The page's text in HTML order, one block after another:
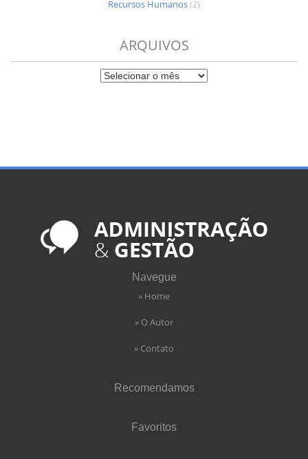
Recursos Humanos(2)
ARQUIVOS
Navegue
» Home
» O Autor
» Contato
Recomendamos
Favoritos